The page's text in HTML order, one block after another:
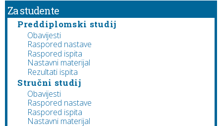
Za studente
Preddiplomski studij
Obavijesti
Raspored nastave
Raspored ispita
Nastavni materijal
Rezultati ispita
Stručni studij
Obavijesti
Raspored nastave
Raspored ispita
Nastavni materijal